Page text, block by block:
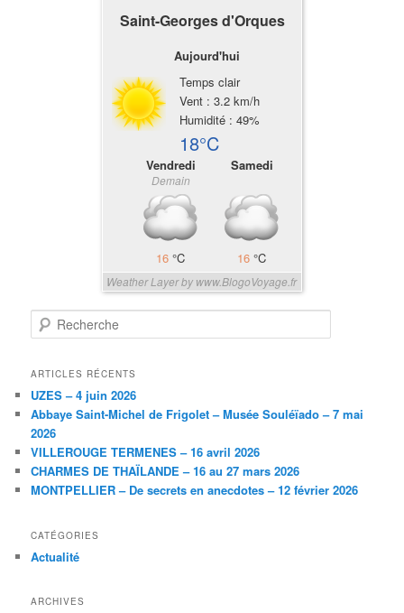
Saint-Georges d'Orques
Aujourd'hui
Temps clair
Vent : 3.2 km/h
Humidité : 49%
18°C
Vendredi
Demain
16 °C
Samedi
16 °C
Weather Layer by www.BlogoVoyage.fr
e
h
r
c
h
e
ARTICLES RÉCENTS
UZES – 4 juin 2026
Abbaye Saint-Michel de Frigolet – Musée Souléïado – 7 mai
2026
VILLEROUGE TERMENES – 16 avril 2026
CHARMES DE THAÏLANDE – 16 au 27 mars 2026
MONTPELLIER – De secrets en anecdotes – 12 février 2026
CATÉGORIES
Actualité
ARCHIVES